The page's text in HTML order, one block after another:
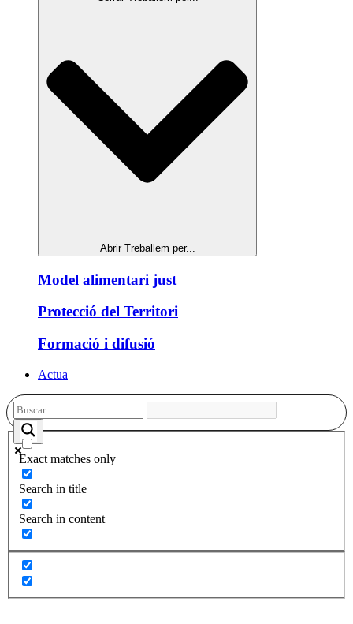
Abrir Treballem per...
Model alimentari just
Protecció del Territori
Formació i difusió
Actua
Exact matches only
Search in title
Search in content